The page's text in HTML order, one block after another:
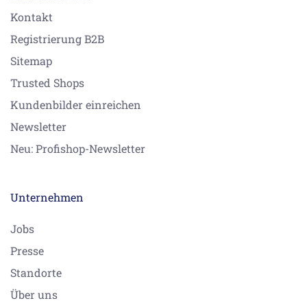
Kontakt
Registrierung B2B
Sitemap
Trusted Shops
Kundenbilder einreichen
Newsletter
Neu: Profishop-Newsletter
Unternehmen
Jobs
Presse
Standorte
Über uns